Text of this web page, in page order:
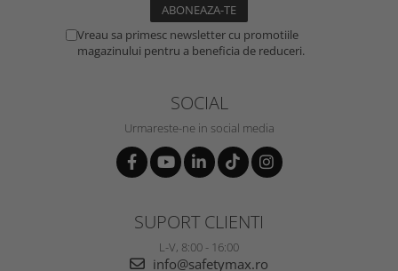
Vreau sa primesc newsletter cu promotiile
magazinului pentru a beneficia de reduceri.
SOCIAL
Urmareste-ne in social media
SUPORT CLIENTI
L-V, 8:00 - 16:00
info@safetymax.ro